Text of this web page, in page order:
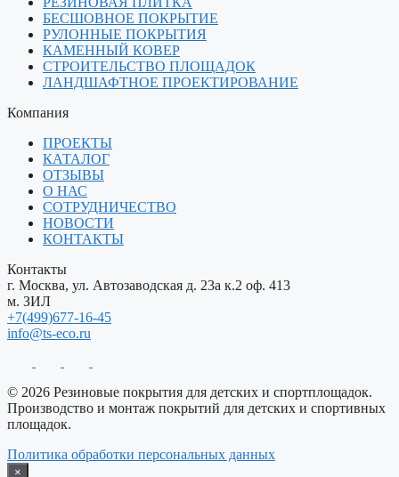
БЕСШОВНОЕ ПОКРЫТИЕ
РУЛОННЫЕ ПОКРЫТИЯ
КАМЕННЫЙ КОВЕР
СТРОИТЕЛЬСТВО ПЛОЩАДОК
ЛАНДШАФТНОЕ ПРОЕКТИРОВАНИЕ
Компания
ПРОЕКТЫ
КАТАЛОГ
ОТЗЫВЫ
О НАС
СОТРУДНИЧЕСТВО
НОВОСТИ
КОНТАКТЫ
Контакты
г. Москва, ул. Автозаводская д. 23а к.2 оф. 413
м. ЗИЛ
+7(499)677-16-45
info@ts-eco.ru
© 2026 Резиновые покрытия для детских и спортплощадок.
Производство и монтаж покрытий для детских и спортивных
площадок.
Политика обработки персональных данных
×